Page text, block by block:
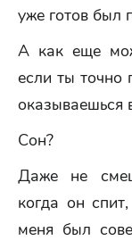
уже готов был
А как еще
если ты точно
оказываешься
Сон?
Даже не
когда он
меня был